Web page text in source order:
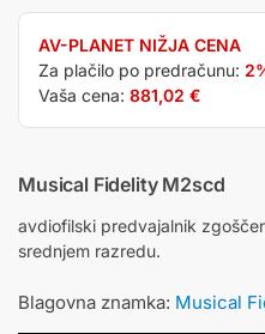
AV-PLANET NIŽJA CENA
Za plačilo po predračunu:
Vaša cena: 881,02 €
Musical Fidelity M2scd
avdiofilski predvajalnik
srednjem razredu.
Blagovna znamka: Musical